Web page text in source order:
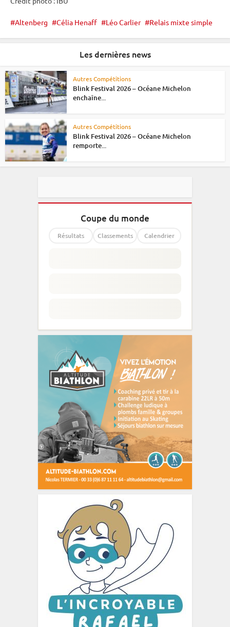
Altenberg Célia Henaff Léo Carlier Relais mixte simple
Les dernières news
Autres Compétitions
Blink Festival 2026 – Océane Michelon
enchaîne...
Autres Compétitions
Blink Festival 2026 – Océane Michelon
remporte...
Coupe du monde
Résultats Classements Calendrier